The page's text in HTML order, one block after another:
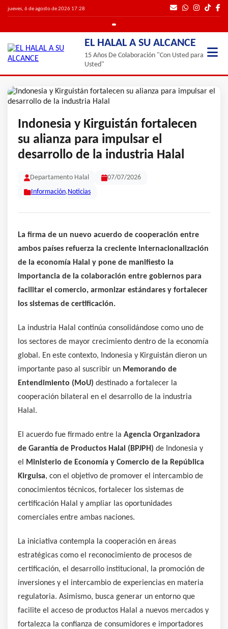
jueves, 6 de agosto de 2026 17:28
EL HALAL A SU ALCANCE
15 Años De Colaboración "Con Usted para
Usted"
Indonesia y Kirguistán fortalecen
su alianza para impulsar el
desarrollo de la industria Halal
Departamento Halal 07/07/2026
Información, Noticias
La firma de un nuevo acuerdo de cooperación entre
ambos países refuerza la creciente internacionalización
de la economía Halal y pone de manifiesto la
importancia de la colaboración entre gobiernos para
facilitar el comercio, armonizar estándares y fortalecer
los sistemas de certificación.
La industria Halal continúa consolidándose como uno de
los sectores de mayor crecimiento dentro de la economía
global. En este contexto, Indonesia y Kirguistán dieron un
importante paso al suscribir un Memorando de
Entendimiento (MoU) destinado a fortalecer la
cooperación bilateral en el desarrollo de la industria
Halal.
El acuerdo fue firmado entre la Agencia Organizadora
de Garantía de Productos Halal (BPJPH) de Indonesia y
el
Ministerio de Economía y Comercio de la República
Kirguisa, con el objetivo de promover el intercambio de
conocimientos técnicos, fortalecer los sistemas de
certificación Halal y ampliar las oportunidades
comerciales entre ambas naciones.
La iniciativa contempla la cooperación en áreas
estratégicas como el reconocimiento de procesos de
certificación, el desarrollo institucional, la promoción de
inversiones y el intercambio de experiencias en materia
regulatoria. Asimismo, busca generar un entorno que
facilite el acceso de productos Halal a nuevos mercados y
fortalezca la confianza de consumidores e importadores